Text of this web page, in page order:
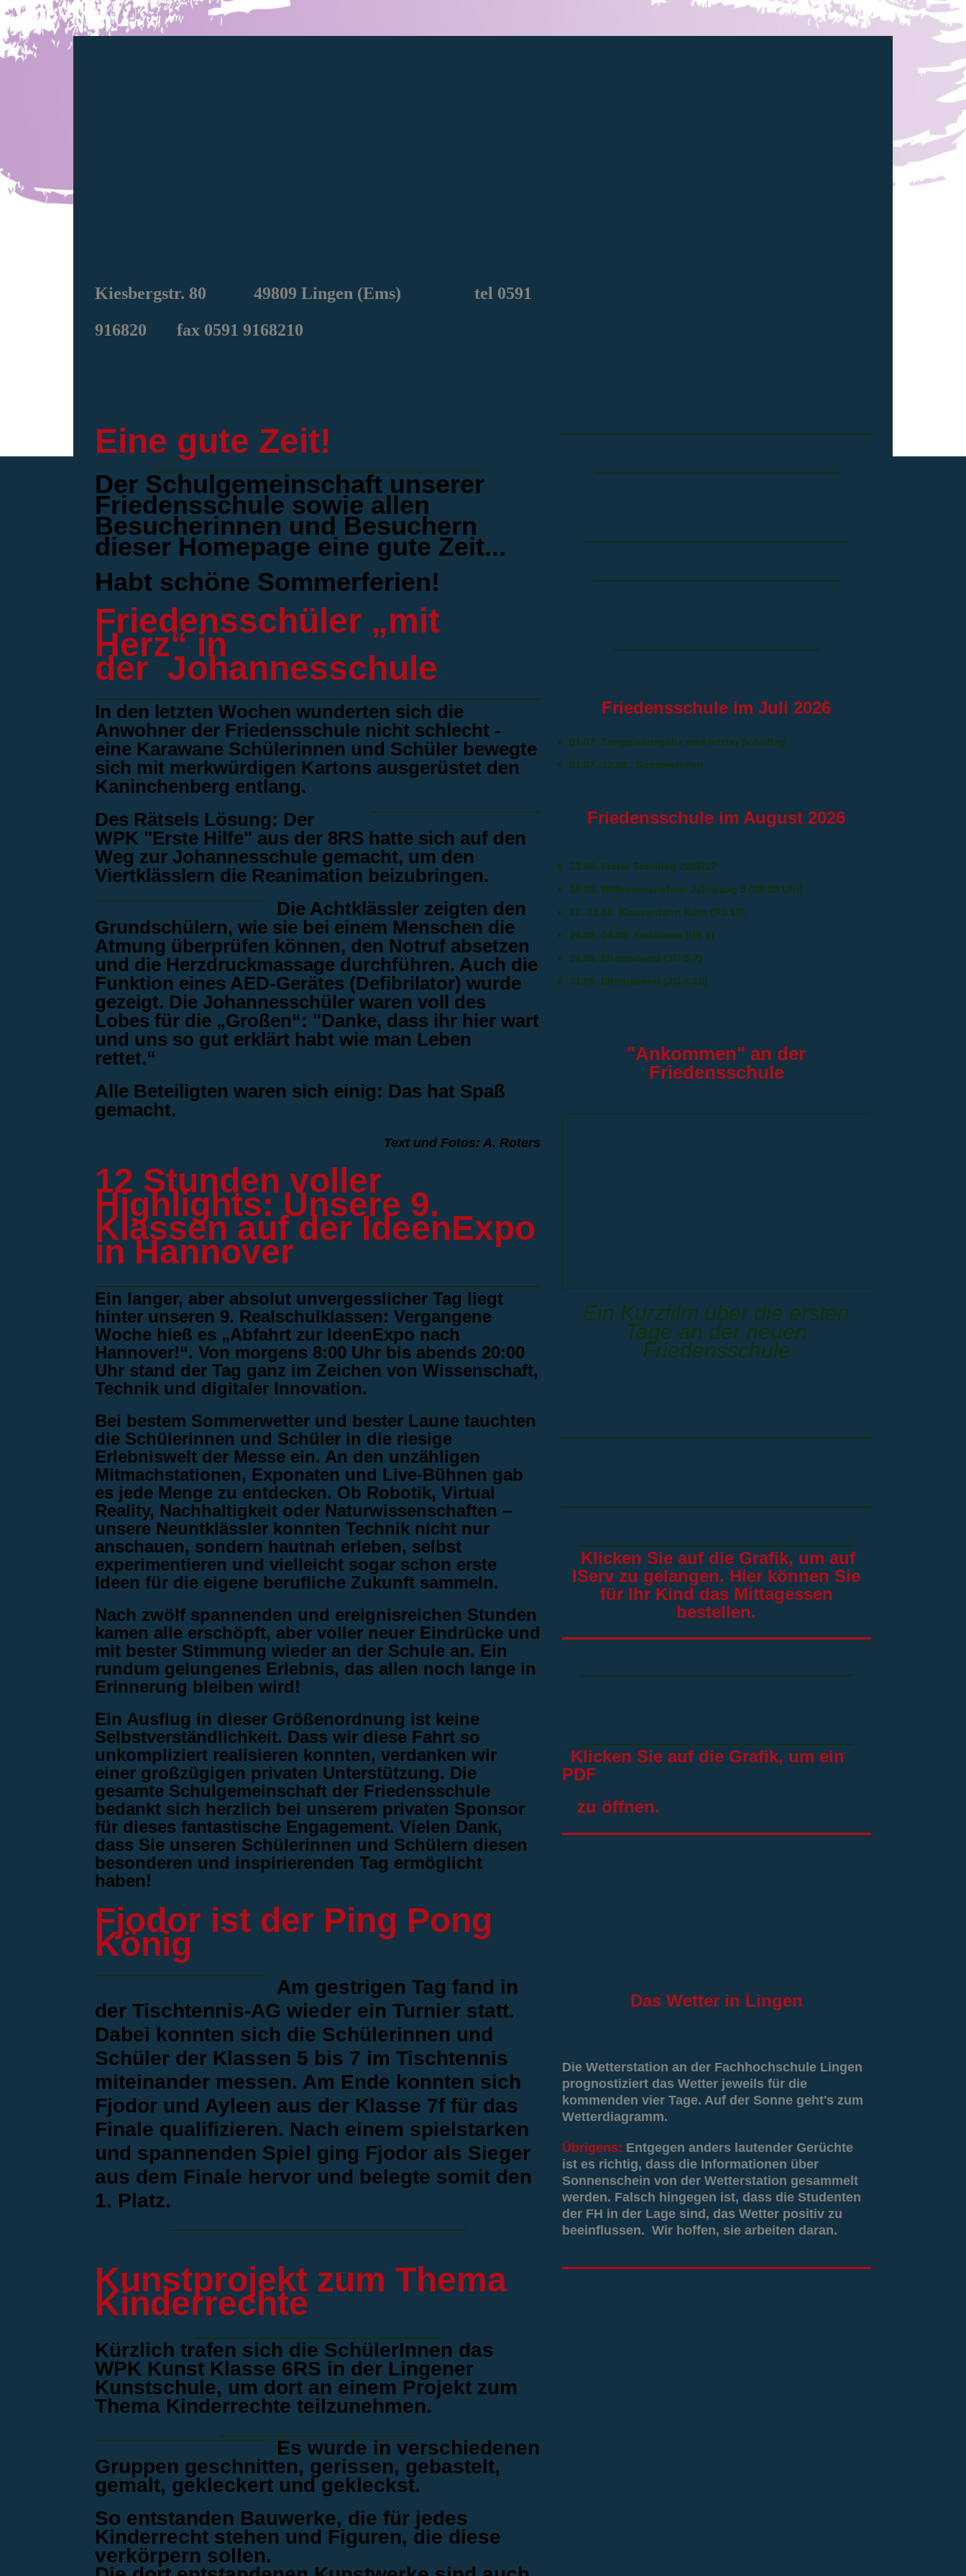
Kiesbergstr. 80 49809 Lingen (Ems) tel 0591
916820 fax 0591 9168210
Eine gute Zeit!
Der Schulgemeinschaft unserer
Friedensschule sowie allen
Besucherinnen und Besuchern
dieser Homepage eine gute Zeit...
Habt schöne Sommerferien!
Friedensschüler „mit
Herz“ in
der Johannesschule
In den letzten Wochen wunderten sich die
Anwohner der Friedensschule nicht schlecht -
eine Karawane Schülerinnen und Schüler bewegte
sich mit merkwürdigen Kartons ausgerüstet den
Kaninchenberg entlang.
Des Rätsels Lösung: Der
WPK "Erste Hilfe" aus der 8RS hatte sich auf den
Weg zur Johannesschule gemacht, um den
Viertklässlern die Reanimation beizubringen.
Die Achtklässler zeigten den
Grundschülern, wie sie bei einem Menschen die
Atmung überprüfen können, den Notruf absetzen
und die Herzdruckmassage durchführen. Auch die
Funktion eines AED-Gerätes (Defibrilator) wurde
gezeigt. Die Johannesschüler waren voll des
Lobes für die „Großen“: "Danke, dass ihr hier wart
und uns so gut erklärt habt wie man Leben
rettet.“
Alle Beteiligten waren sich einig: Das hat Spaß
gemacht.
Text und Fotos: A. Roters
12 Stunden voller
Highlights: Unsere 9.
Klassen auf der IdeenExpo
in Hannover
Ein langer, aber absolut unvergesslicher Tag liegt
hinter unseren 9. Realschulklassen: Vergangene
Woche hieß es „Abfahrt zur IdeenExpo nach
Hannover!“. Von morgens 8:00 Uhr bis abends 20:00
Uhr stand der Tag ganz im Zeichen von Wissenschaft,
Technik und digitaler Innovation.
Bei bestem Sommerwetter und bester Laune tauchten
die Schülerinnen und Schüler in die riesige
Erlebniswelt der Messe ein. An den unzähligen
Mitmachstationen, Exponaten und Live-Bühnen gab
es jede Menge zu entdecken. Ob Robotik, Virtual
Reality, Nachhaltigkeit oder Naturwissenschaften –
unsere Neuntklässler konnten Technik nicht nur
anschauen, sondern hautnah erleben, selbst
experimentieren und vielleicht sogar schon erste
Ideen für die eigene berufliche Zukunft sammeln.
Nach zwölf spannenden und ereignisreichen Stunden
kamen alle erschöpft, aber voller neuer Eindrücke und
mit bester Stimmung wieder an der Schule an. Ein
rundum gelungenes Erlebnis, das allen noch lange in
Erinnerung bleiben wird!
Ein Ausflug in dieser Größenordnung ist keine
Selbstverständlichkeit. Dass wir diese Fahrt so
unkompliziert realisieren konnten, verdanken wir
einer großzügigen privaten Unterstützung. ​Die
gesamte Schulgemeinschaft der Friedensschule
bedankt sich herzlich bei unserem privaten Sponsor
für dieses fantastische Engagement. Vielen Dank,
dass Sie unseren Schülerinnen und Schülern diesen
besonderen und inspirierenden Tag ermöglicht
haben!
Fjodor ist der Ping Pong
König
Am gestrigen Tag fand in
der Tischtennis-AG wieder ein Turnier statt.
Dabei konnten sich die Schülerinnen und
Schüler der Klassen 5 bis 7 im Tischtennis
miteinander messen. Am Ende konnten sich
Fjodor und Ayleen aus der Klasse 7f für das
Finale qualifizieren. Nach einem spielstarken
und spannenden Spiel ging Fjodor als Sieger
aus dem Finale hervor und belegte somit den
1. Platz.
Kunstprojekt zum Thema
Kinderrechte
Kürzlich trafen sich die SchülerInnen das
WPK Kunst Klasse 6RS in der Lingener
Kunstschule, um dort an einem Projekt zum
Thema Kinderrechte teilzunehmen.
Es wurde in verschiedenen
Gruppen geschnitten, gerissen, gebastelt,
gemalt, gekleckert und gekleckst.
So entstanden Bauwerke, die für jedes
Kinderrecht stehen und Figuren, die diese
verkörpern sollen.
Friedensschule im Juli 2026
01.07. Zeugnisausgabe und letzter Schultag
01.07.-12.08.. Sommerferien
Friedensschule im August 2026
13.08. Erster Schultag 2026/27
14.08. Willkommensfeier Jahrgang 5 (08:30 Uhr)
17.-21.08. Klassenfahrt Köln (RS 10)
24.08.-04.09. Praktikum (HS 9)
24.08. Elternabend (JG 5-7)
31.08. Elternabend (JG 8-10)
"Ankommen" an der
Friedensschule
Ein Kurzfilm über die ersten
Tage an der neuen
Friedensschule
Klicken Sie auf die Grafik, um auf
IServ zu gelangen. Hier können Sie
für Ihr Kind das Mittagessen
bestellen.
Klicken Sie auf die Grafik, um ein
PDF
zu öffnen.
Das Wetter in Lingen
Die Wetterstation an der Fachhochschule Lingen
prognostiziert das Wetter jeweils für die
kommenden vier Tage. Auf der Sonne geht's zum
Wetterdiagramm.
Übrigens: Entgegen anders lautender Gerüchte
ist es richtig, dass die Informationen über
Sonnenschein von der Wetterstation gesammelt
werden. Falsch hingegen ist, dass die Studenten
der FH in der Lage sind, das Wetter positiv zu
beeinflussen. Wir hoffen, sie arbeiten daran.